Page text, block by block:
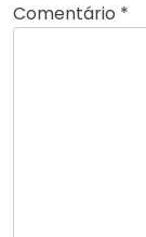
Comentário *